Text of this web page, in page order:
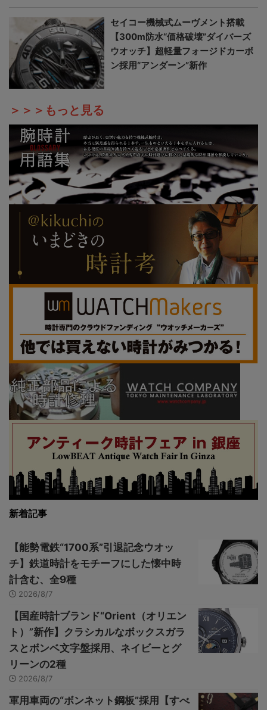
セイコー機械式ムーヴメント搭載
【300m防水“価格破壊”ダイバーズ
ウオッチ】超軽量フォージドカーボ
ン採用“アンダーン”新作
＞＞＞もっと見る
新着記事
【能勢電鉄“1700系”引退記念ウオッ
チ】鉄道時計をモチーフにした懐中時
計含む、全9種
2026/8/7
【国産時計ブランド“Orient（オリエン
ト）”新作】クラシカルなボックスガラ
スとボンベ文字盤採用、ネイビーとグ
リーンの2種
2026/8/7
軍用車両の“ボンネット鋼板”採用【すべ